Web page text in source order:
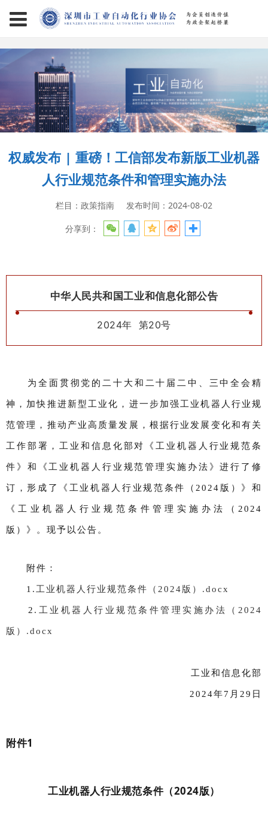
权威发布 | 重磅！工信部发布新版工业机器
人行业规范条件和管理实施办法
栏目：政策指南 发布时间：2024-08-02
分享到：
中华人民共和国工业和信息化部公告
2024年 第20号
为全面贯彻党的二十大和二十届二中、三中全会精
神，加快推进新型工业化，进一步加强工业机器人行业规
范管理，推动产业高质量发展，根据行业发展变化和有关
工作部署，工业和信息化部对《工业机器人行业规范条
件》和《工业机器人行业规范管理实施办法》进行了修
订，形成了《工业机器人行业规范条件（2024版）》和
《工业机器人行业规范条件管理实施办法（2024
版）》。现予以公告。
附件：
1.工业机器人行业规范条件（2024版）.docx
2. 工业机器人行业规范条件管理实施办法（2024
版）.docx
工业和信息化部
2024年7月29日
附件1
工业机器人行业规范条件（2024版）